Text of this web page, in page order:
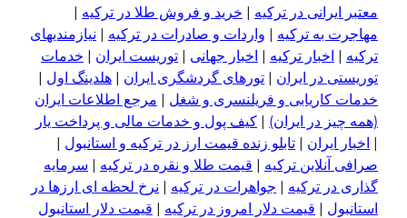
ایرانی در ترکیه|خرید و فروش طلا در ترکیه|
به ترکیه|واردات و صادرات در ترکیه|نیازمندیهای
|اخبار ترکیه|اخبار جهانی|توریست ایران | خدمات
در ایران | تورهای گردشگری ایران | هلدینگ اول|
کاریابی و فریلنسری و شغل |مرجع اطلاعات ایران
چیز در ایران)| کیف پول و خدمات مالی و پرداخت یار
اخبار ایران | تابلو زنده قیمت ارز در ترکیه و استانبول|
آنلاین ترکیه|قیمت طلا و نقره در ترکیه|سرمایه
در ترکیه|جواهرات در ترکیه|نرخ لحظه ای ارزها در
|قیمت دلار امروز در ترکیه|قیمت دلار استانبول